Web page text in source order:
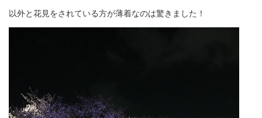
以外と花見をされている方が薄着なのは驚きました！